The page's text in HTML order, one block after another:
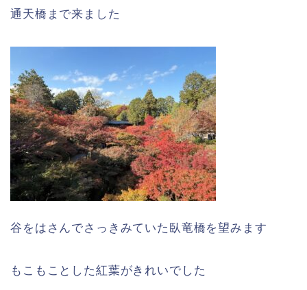
通天橋まで来ました
谷をはさんでさっきみていた臥竜橋を望みます
もこもことした紅葉がきれいでした